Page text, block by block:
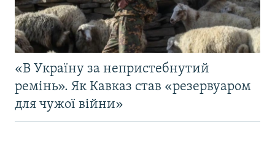
«В Україну за непристебнутий
ремінь». Як Кавказ став «резервуаром
для чужої війни»